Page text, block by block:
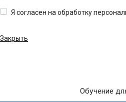
Я согласен на обработку
Закрыть
Обучение